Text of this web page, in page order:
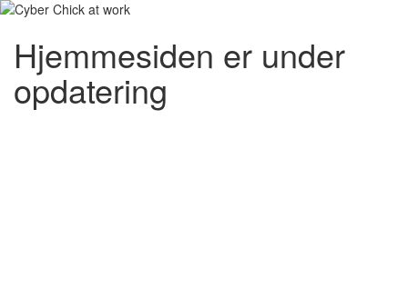
Hjemmesiden er under
opdatering